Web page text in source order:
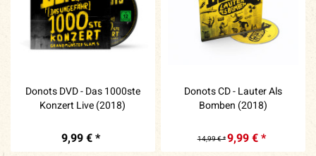
Donots DVD - Das 1000ste
Konzert Live (2018)
9,99 € *
Donots CD - Lauter Als
Bomben (2018)
14,99 € *9,99 € *